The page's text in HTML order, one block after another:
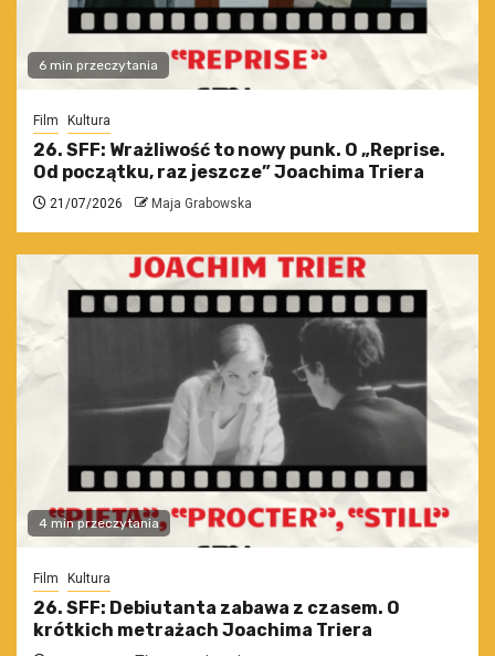
6 min przeczytania
Film Kultura
26. SFF: Wrażliwość to nowy punk. O „Reprise.
Od początku, raz jeszcze” Joachima Triera
21/07/2026 Maja Grabowska
4 min przeczytania
Film Kultura
26. SFF: Debiutanta zabawa z czasem. O
krótkich metrażach Joachima Triera